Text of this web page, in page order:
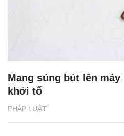
PHÁP LUẬT
Mang súng bút lên
khởi tố